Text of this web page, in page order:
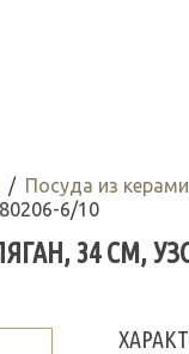
Посуда из
6/10
34 СМ,